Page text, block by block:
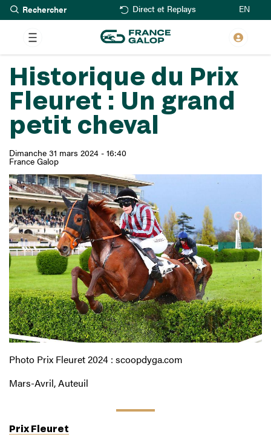
Aller
au
contenu
principal
Rechercher Direct et Replays EN
Historique du Prix
Fleuret : Un grand
petit cheval
Dimanche 31 mars 2024 - 16:40
France Galop
Photo Prix Fleuret 2024 : scoopdyga.com
Mars-Avril, Auteuil
Prix Fleuret